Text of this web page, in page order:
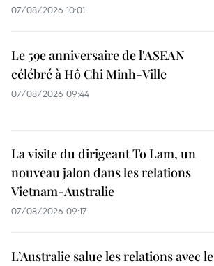
07/08/2026 10:01
Le 59e anniversaire de l'ASEAN
célébré à Hô Chi Minh-Ville
07/08/2026 09:44
La visite du dirigeant To Lam, un
nouveau jalon dans les relations
Vietnam-Australie
07/08/2026 09:17
L’Australie salue les relations avec le